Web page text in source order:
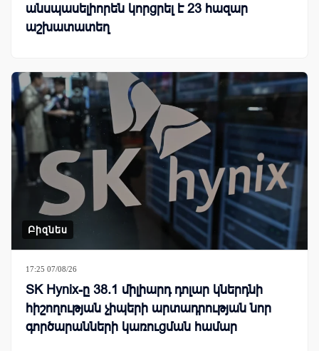
անսպասելիորեն կորցրել է 23 հազար
աշխատատեղ
Բիզնես
17:25 07/08/26
SK Hynix-ը 38.1 միլիարդ դոլար կներդնի
հիշողության չիպերի արտադրության նոր
գործարանների կառուցման համար